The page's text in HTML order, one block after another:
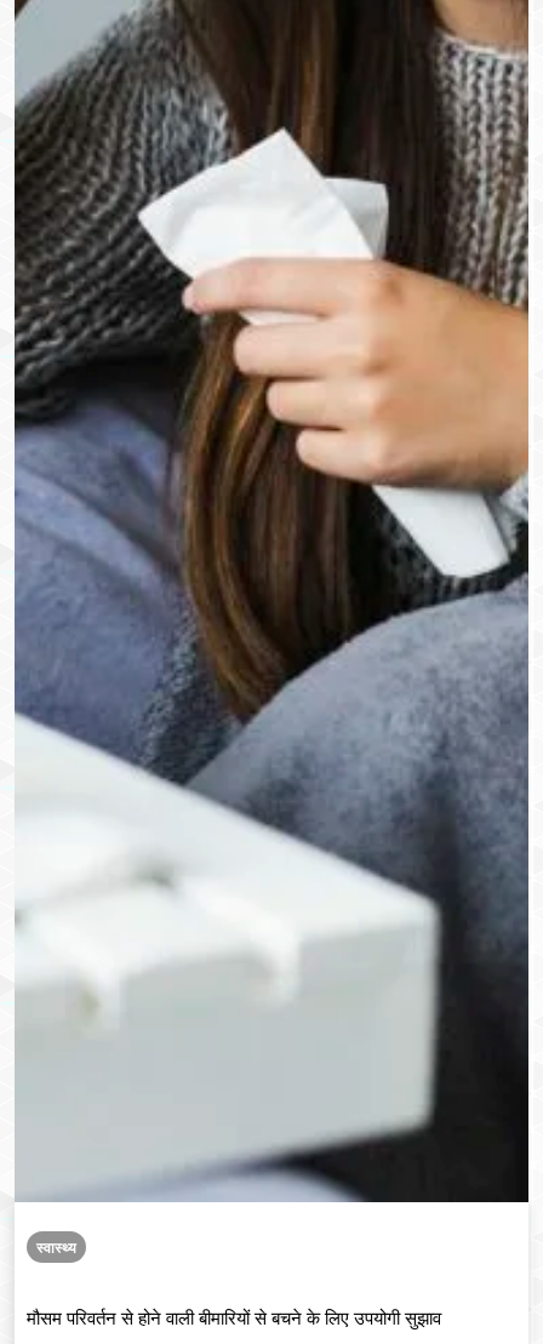
स्वास्थ्य
मौसम परिवर्तन से होने वाली बीमारियों से बचने के लिए उपयोगी सुझाव